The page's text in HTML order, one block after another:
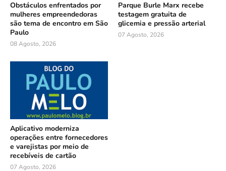
Obstáculos enfrentados por
mulheres empreendedoras
são tema de encontro em São
Paulo
08 Agosto, 2026
Parque Burle Marx recebe
testagem gratuita de
glicemia e pressão arterial
07 Agosto, 2026
Aplicativo moderniza
operações entre fornecedores
e varejistas por meio de
recebíveis de cartão
07 Agosto, 2026